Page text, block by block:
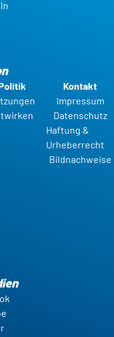
Kontakt
Impressum
Datenschutz
Haftung &
Urheberrecht
Bildnachweise